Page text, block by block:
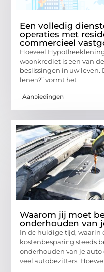
Een volledig
operaties met
commercieel
Hoeveel
woonkrediet is een van
beslissingen in uw leven.
lenen?” vormt het
Aanbiedingen
Waarom jij moet
onderhouden van
In de huidige tijd, waarin
kostenbesparing steeds
onderhouden van je
veel autobezitters. Hoewel